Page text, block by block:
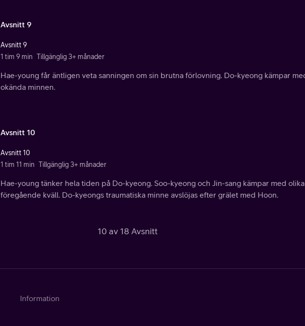
Avsnitt 9
Avsnitt 9
1 tim 9 min Tillgänglig 3+ månader
Hae-young får äntligen veta sanningen om sin brutna förlovning. Do-kyeong kämpar
okända minnen.
Avsnitt 10
Avsnitt 10
1 tim 11 min Tillgänglig 3+ månader
Hae-young tänker hela tiden på Do-kyeong. Soo-kyeong och Jin-sang kämpar med
föregående kväll. Do-kyeongs traumatiska minne avslöjas efter grälet med Hoon.
10 av 18 Avsnitt
Information